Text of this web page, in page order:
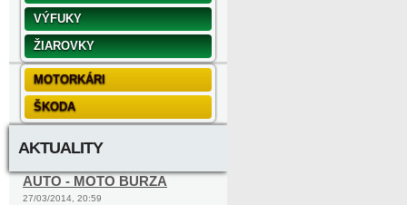
VÝFUKY
ŽIAROVKY
MOTORKÁRI
ŠKODA
AKTUALITY
AUTO - MOTO BURZA
27/03/2014, 20:59